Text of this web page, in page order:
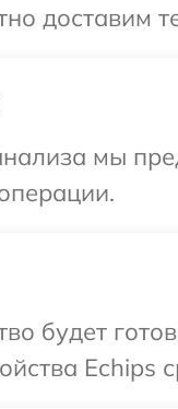
доставим
мы
будет
Echips